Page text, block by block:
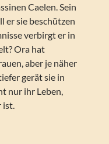
Caelen. Sein
er sie beschützen
verbirgt er in
Ora hat
aber je näher
gerät sie in
nur ihr Leben,
ist.